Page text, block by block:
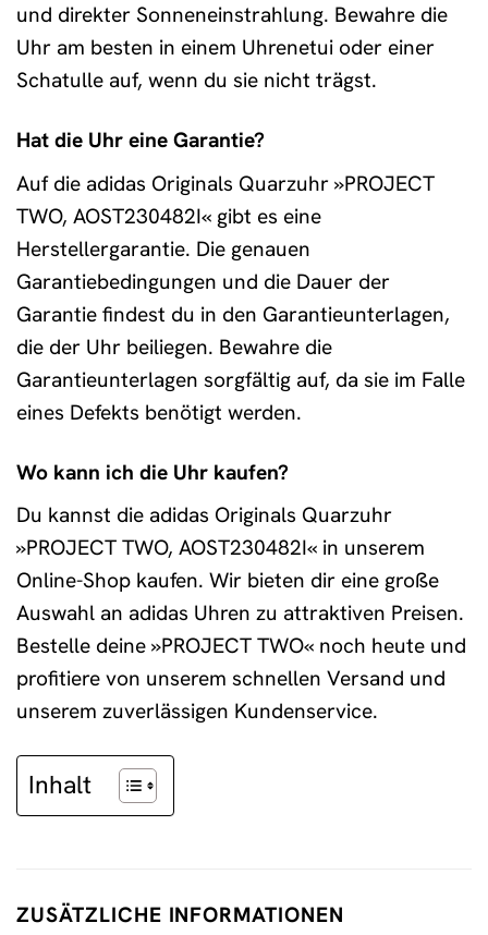
und direkter Sonneneinstrahlung. Bewahre die
Uhr am besten in einem Uhrenetui oder einer
Schatulle auf, wenn du sie nicht trägst.
Hat die Uhr eine Garantie?
Auf die adidas Originals Quarzuhr »PROJECT
TWO, AOST230482I« gibt es eine
Herstellergarantie. Die genauen
Garantiebedingungen und die Dauer der
Garantie findest du in den Garantieunterlagen,
die der Uhr beiliegen. Bewahre die
Garantieunterlagen sorgfältig auf, da sie im Falle
eines Defekts benötigt werden.
Wo kann ich die Uhr kaufen?
Du kannst die adidas Originals Quarzuhr
»PROJECT TWO, AOST230482I« in unserem
Online-Shop kaufen. Wir bieten dir eine große
Auswahl an adidas Uhren zu attraktiven Preisen.
Bestelle deine »PROJECT TWO« noch heute und
profitiere von unserem schnellen Versand und
unserem zuverlässigen Kundenservice.
Inhalt
ZUSÄTZLICHE INFORMATIONEN